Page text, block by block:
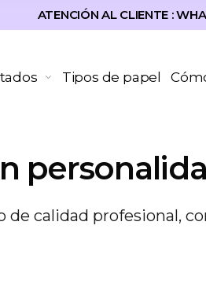
ATENCIÓN AL CLIENTE :
Tipos de papel
de calidad profesional,